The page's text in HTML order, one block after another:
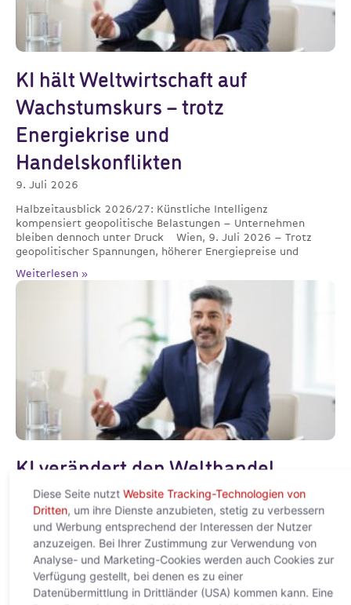
KI hält Weltwirtschaft auf
Wachstumskurs – trotz
Energiekrise und
Handelskonflikten
9. Juli 2026
Halbzeitausblick 2026/27: Künstliche Intelligenz
kompensiert geopolitische Belastungen – Unternehmen
bleiben dennoch unter Druck Wien, 9. Juli 2026 – Trotz
geopolitischer Spannungen, höherer Energiepreise und
Weiterlesen »
KI verändert den Welthandel
grundlegend – Europa droht neue
digitale Abhängigkeit
22. Mai 2026
Neue Studie von ACREDIA und Allianz Trade zeigt: Der globale
AI-Boom verschiebt Macht, Infrastruktur und Wertschöpfung
Wien, 22. Mai 2026 – Künstliche Intelligenz entwickelt sich
Diese Seite nutzt Website Tracking-Technologien von
Dritten, um ihre Dienste anzubieten, stetig zu verbessern
und Werbung entsprechend der Interessen der Nutzer
anzuzeigen. Bei Ihrer Zustimmung zur Verwendung von
Analyse- und Marketing-Cookies werden auch Cookies zur
Verfügung gestellt, bei denen es zu einer
Datenübermittlung in Drittländer (USA) kommen kann. Eine